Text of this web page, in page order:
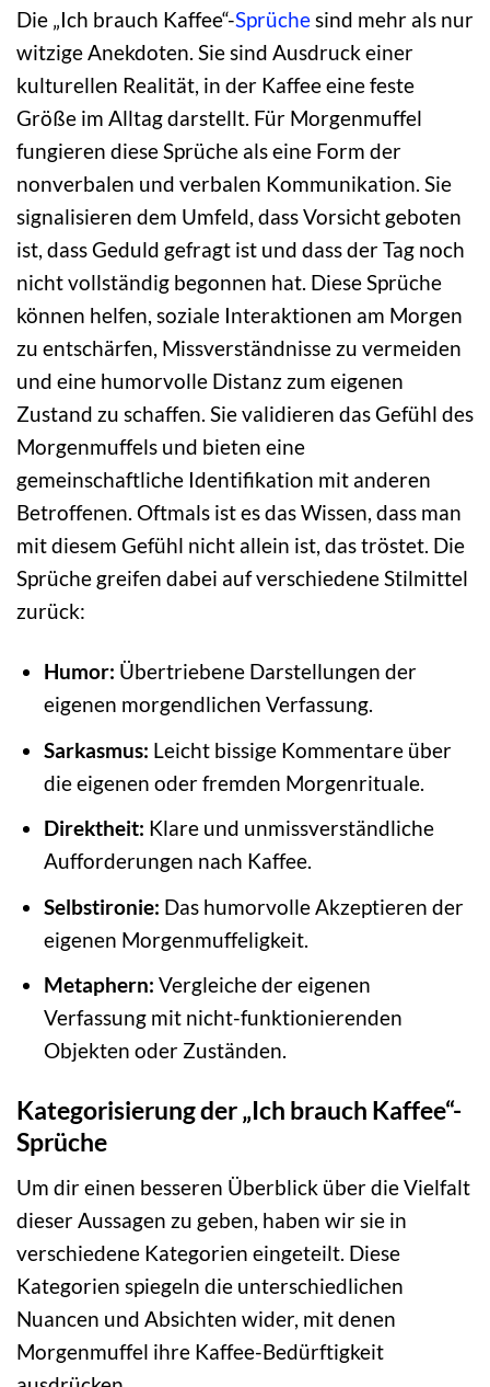
Die „Ich brauch Kaffee“-Sprüchesind mehr als nur
witzige Anekdoten. Sie sind Ausdruck einer
kulturellen Realität, in der Kaffee eine feste
Größe im Alltag darstellt. Für Morgenmuffel
fungieren diese Sprüche als eine Form der
nonverbalen und verbalen Kommunikation. Sie
signalisieren dem Umfeld, dass Vorsicht geboten
ist, dass Geduld gefragt ist und dass der Tag noch
nicht vollständig begonnen hat. Diese Sprüche
können helfen, soziale Interaktionen am Morgen
zu entschärfen, Missverständnisse zu vermeiden
und eine humorvolle Distanz zum eigenen
Zustand zu schaffen. Sie validieren das Gefühl des
Morgenmuffels und bieten eine
gemeinschaftliche Identifikation mit anderen
Betroffenen. Oftmals ist es das Wissen, dass man
mit diesem Gefühl nicht allein ist, das tröstet. Die
Sprüche greifen dabei auf verschiedene Stilmittel
zurück:
Humor: Übertriebene Darstellungen der
eigenen morgendlichen Verfassung.
Sarkasmus: Leicht bissige Kommentare über
die eigenen oder fremden Morgenrituale.
Direktheit: Klare und unmissverständliche
Aufforderungen nach Kaffee.
Selbstironie: Das humorvolle Akzeptieren der
eigenen Morgenmuffeligkeit.
Metaphern: Vergleiche der eigenen
Verfassung mit nicht-funktionierenden
Objekten oder Zuständen.
Kategorisierung der „Ich brauch Kaffee“-
Sprüche
Um dir einen besseren Überblick über die Vielfalt
dieser Aussagen zu geben, haben wir sie in
verschiedene Kategorien eingeteilt. Diese
Kategorien spiegeln die unterschiedlichen
Nuancen und Absichten wider, mit denen
Morgenmuffel ihre Kaffee-Bedürftigkeit